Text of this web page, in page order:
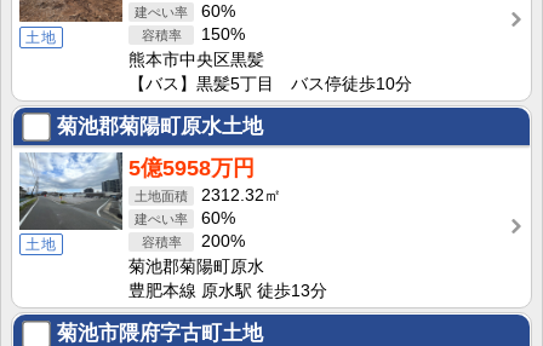
土地
60%
150%
熊本市中央区黒髪
【バス】黒髪5丁目 バス停徒歩10分
菊池郡菊陽町原水土地
土地
5億5958万円
2312.32㎡
60%
200%
菊池郡菊陽町原水
豊肥本線 原水駅 徒歩13分
菊池市隈府字古町土地